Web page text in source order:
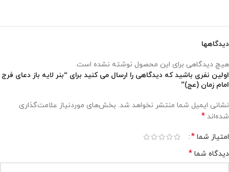
دیدگاهها
هیچ دیدگاهی برای این محصول نوشته نشده است.
اولین نفری باشید که دیدگاهی را ارسال می کنید برای “بنر لایه باز دعای فرج
امام زمان (عج)”
نشانی ایمیل شما منتشر نخواهد شد. بخش‌های موردنیاز علامت‌گذاری
شده‌اند *
امتیاز شما *
دیدگاه شما *